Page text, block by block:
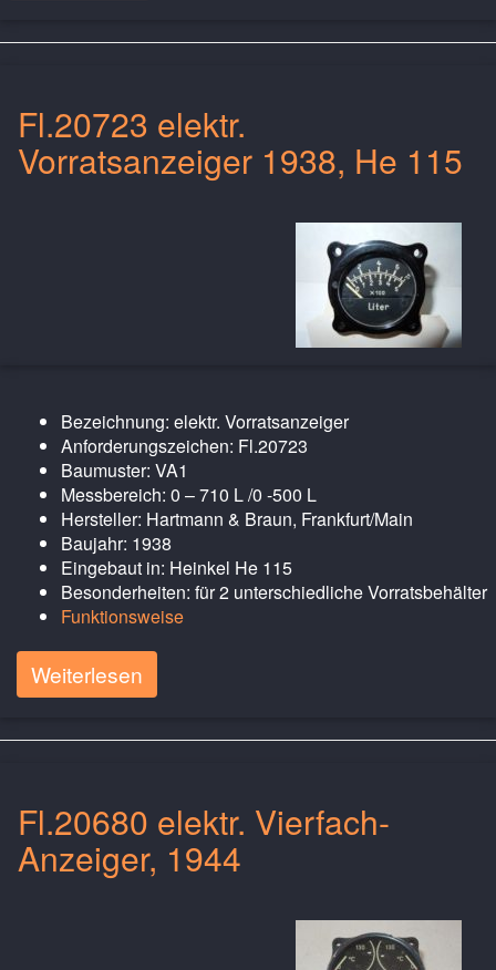
Fl.20723 elektr.
Vorratsanzeiger 1938, He 115
Bezeichnung: elektr. Vorratsanzeiger
Anforderungszeichen: Fl.20723
Baumuster: VA1
Messbereich: 0 – 710 L /0 -500 L
Hersteller: Hartmann & Braun, Frankfurt/Main
Baujahr: 1938
Eingebaut in: Heinkel He 115
Besonderheiten: für 2 unterschiedliche Vorratsbehälter
Funktionsweise
Weiterlesen
Fl.20680 elektr. Vierfach-
Anzeiger, 1944